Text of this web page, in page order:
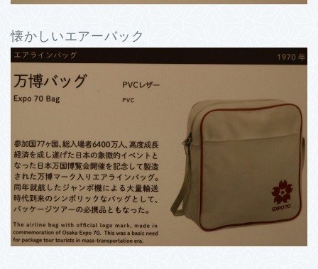
懐かしいエアーバック